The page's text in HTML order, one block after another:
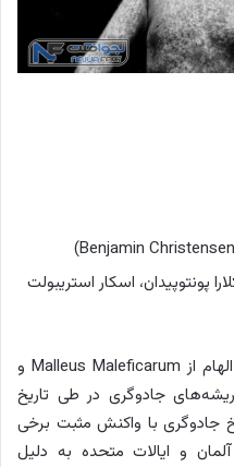
پونتوپیدان، اسکار استریبولت
فیلم مستند ترسناک هکسان که با الهام از Malleus Maleficarum و
جادوگری در طی تاریخ
جادوگری با واکنش مثبت برخی
و ایالات متحده به دلیل